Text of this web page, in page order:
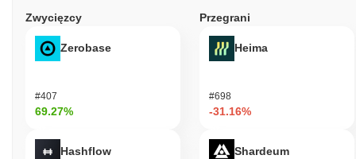
Zwycięzcy
Zerobase
#407
69.27%
Hashflow
Przegrani
Heima
#698
-31.16%
Shardeum